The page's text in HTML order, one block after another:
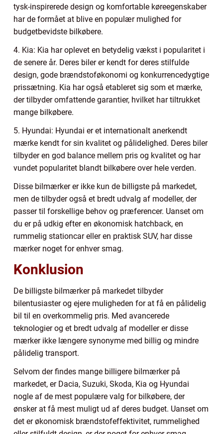
tysk-inspirerede design og komfortable køreegenskaber
har de formået at blive en populær mulighed for
budgetbevidste bilkøbere.
4. Kia: Kia har oplevet en betydelig vækst i popularitet i
de senere år. Deres biler er kendt for deres stilfulde
design, gode brændstoføkonomi og konkurrencedygtige
prissætning. Kia har også etableret sig som et mærke,
der tilbyder omfattende garantier, hvilket har tiltrukket
mange bilkøbere.
5. Hyundai: Hyundai er et internationalt anerkendt
mærke kendt for sin kvalitet og pålidelighed. Deres biler
tilbyder en god balance mellem pris og kvalitet og har
vundet popularitet blandt bilkøbere over hele verden.
Disse bilmærker er ikke kun de billigste på markedet,
men de tilbyder også et bredt udvalg af modeller, der
passer til forskellige behov og præferencer. Uanset om
du er på udkig efter en økonomisk hatchback, en
rummelig stationcar eller en praktisk SUV, har disse
mærker noget for enhver smag.
Konklusion
De billigste bilmærker på markedet tilbyder
bilentusiaster og ejere muligheden for at få en pålidelig
bil til en overkommelig pris. Med avancerede
teknologier og et bredt udvalg af modeller er disse
mærker ikke længere synonyme med billig og mindre
pålidelig transport.
Selvom der findes mange billigere bilmærker på
markedet, er Dacia, Suzuki, Skoda, Kia og Hyundai
nogle af de mest populære valg for bilkøbere, der
ønsker at få mest muligt ud af deres budget. Uanset om
det er økonomisk brændstofeffektivitet, rummelighed